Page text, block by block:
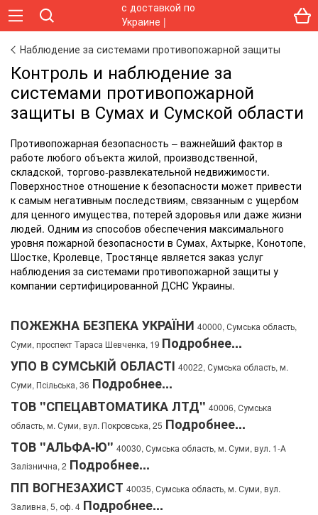
Наблюдение за системами противопожарной защиты
Контроль и наблюдение за
системами противопожарной
защиты в Сумах и Сумской области
Противопожарная безопасность – важнейший фактор в
работе любого объекта жилой, производственной,
складской, торгово-развлекательной недвижимости.
Поверхностное отношение к безопасности может привести
к самым негативным последствиям, связанным с ущербом
для ценного имущества, потерей здоровья или даже жизни
людей. Одним из способов обеспечения максимального
уровня пожарной безопасности в Сумах, Ахтырке, Конотопе,
Шостке, Кролевце, Тростянце является заказ услуг
наблюдения за системами противопожарной защиты у
компании сертифицированной ДСНС Украины.
ПОЖЕЖНА БЕЗПЕКА УКРАЇНИ 40000, Сумська область,
Суми, проспект Тараса Шевченка, 19 Подробнее...
УПО В СУМСЬКІЙ ОБЛАСТІ 40022, Сумська область, м.
Суми, Псільська, 36 Подробнее...
ТОВ "СПЕЦАВТОМАТИКА ЛТД" 40006, Сумська
область, м. Суми, вул. Покровська, 25 Подробнее...
ТОВ "АЛЬФА-Ю" 40030, Сумська область, м. Суми, вул. 1-А
Залізнична, 2 Подробнее...
ПП ВОГНЕЗАХИСТ 40035, Сумська область, м. Суми, вул.
Заливна, 5, оф. 4 Подробнее...